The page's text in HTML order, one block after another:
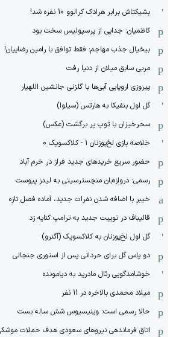
بشیکتاش برابر هرادک کرالوو 10 نفره شد!
کاظمیان: جدایی از پرسپولیس سخت بود
بیخیال جذب مهاجم: فقط توافق با رامین رضاییان!
مربی سابق میلان از دنیا رفت
پیروزی اروپایی آبی‌ها با گلزنی جانشین اللهیار
گل اول بنفیکا به هارتس (سیلوا)
سحرخیزان با توپ پر برگشت (عکس)
خلاصه بازی لخ‌پوزنان 1 - کلاکسویک 0
حضور سریع خریدهای جدید فراز در خرم آباد
رسمی: دروازه‌بان منچسترسیتی به لیدز پیوست
خیبر با اضافه شدن نفرات جدید، آماده فصل تازه
قالیباف در توییت جدید به ترامپ کنایه زد
گل اول لخ‌پوزنان به کلاکسویک (آگنرو)
دو پاس گل برای حردانی پس از استوری جنجالی
خوشامدگویی رئال مادرید به دیامونده
میلاد محمدی بالاخره در 11 نفر
حالا رسمی است: وینیسیوس شش ساله بست
اتاق فرماندهی نیروهای سعودی هدف حملات